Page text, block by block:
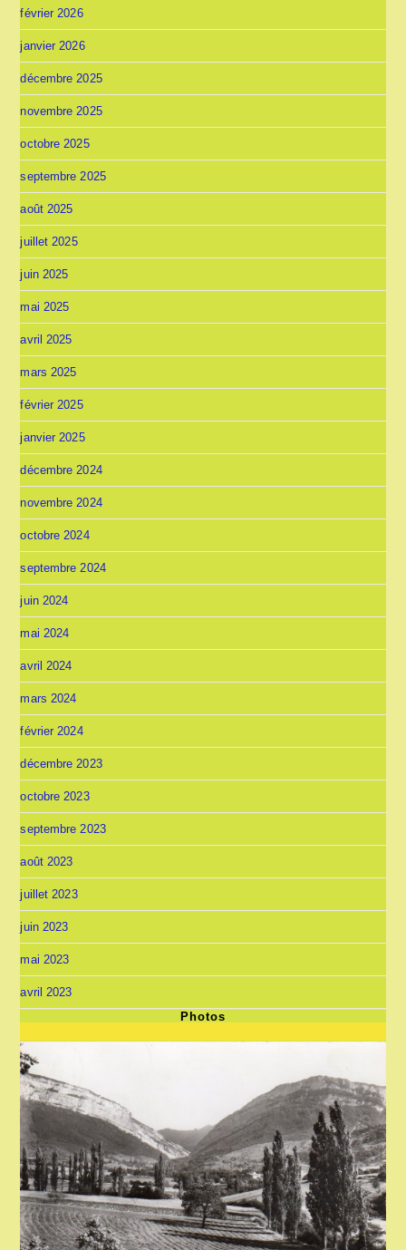
février 2026
janvier 2026
décembre 2025
novembre 2025
octobre 2025
septembre 2025
août 2025
juillet 2025
juin 2025
mai 2025
avril 2025
mars 2025
février 2025
janvier 2025
décembre 2024
novembre 2024
octobre 2024
septembre 2024
juin 2024
mai 2024
avril 2024
mars 2024
février 2024
décembre 2023
octobre 2023
septembre 2023
août 2023
juillet 2023
juin 2023
mai 2023
avril 2023
Photos